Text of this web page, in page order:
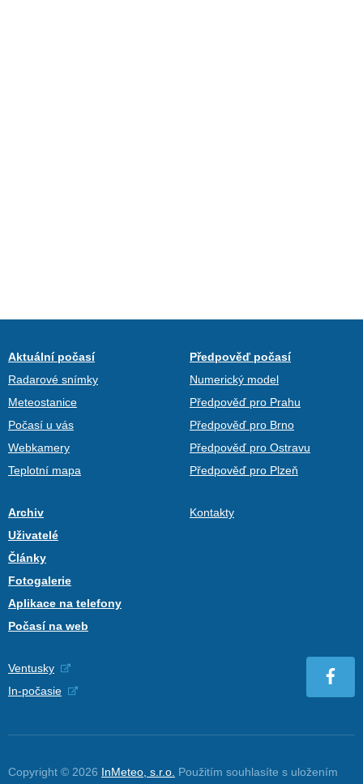
Aktuální počasí
Radarové snímky
Meteostanice
Počasí u vás
Webkamery
Teplotní mapa
Předpověď počasí
Numerický model
Předpověď pro Prahu
Předpověď pro Brno
Předpověď pro Ostravu
Předpověď pro Plzeň
Archiv
Uživatelé
Články
Fotogalerie
Aplikace na telefony
Počasí na web
Kontakty
Ventusky
In-počasie
Copyright © 2026 InMeteo, s.r.o. Použitím souhlasíte s uložením